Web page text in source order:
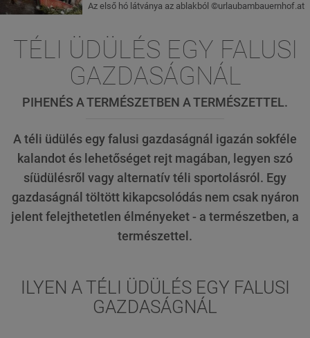
Az első hó látványa az ablakból ©urlaubambauernhof.at
TÉLI ÜDÜLÉS EGY FALUSI
GAZDASÁGNÁL
PIHENÉS A TERMÉSZETBEN A TERMÉSZETTEL.
A téli üdülés egy falusi gazdaságnál igazán sokféle
kalandot és lehetőséget rejt magában, legyen szó
síüdülésről vagy alternatív téli sportolásról. Egy
gazdaságnál töltött kikapcsolódás nem csak nyáron
jelent felejthetetlen élményeket - a természetben, a
természettel.
ILYEN A TÉLI ÜDÜLÉS EGY FALUSI
GAZDASÁGNÁL